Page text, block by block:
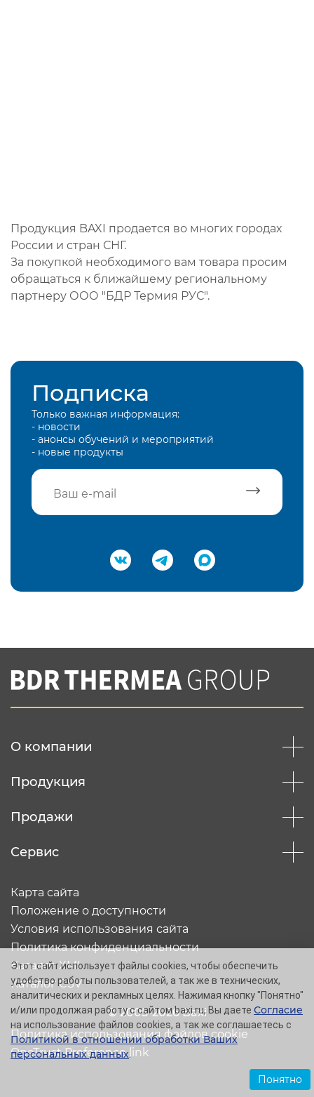
Продукция BAXI продается во многих городах
России и стран СНГ.
За покупкой необходимого вам товара просим
обращаться к ближайшему региональному
партнеру ООО "БДР Термия РУС".
Подписка
Только важная информация:
- новости
- анонсы обучений и мероприятий
- новые продукты
Подтвердить e-mail
Вы соглашаетесь с нашей политикой
конфеденциальности
О компании
Продукция
Продажи
Сервис
© 2005-2026 Baxi
Карта сайта
Положение о доступности
Условия использования сайта
Политика конфиденциальности
Каталог XML
Каталог CSV
Политика использования файлов cookie
OneTrust Preference link
Этот сайт использует файлы cookies, чтобы обеспечить
удобство работы пользователей, а так же в технических,
аналитических и рекламных целях. Нажимая кнопку "Понятно"
и/или продолжая работу с сайтом baxi.ru, Вы даете Согласие
на использование файлов cookies, а так же соглашаетесь с
Политикой в отношении обработки Ваших
персональных данных.
Понятно